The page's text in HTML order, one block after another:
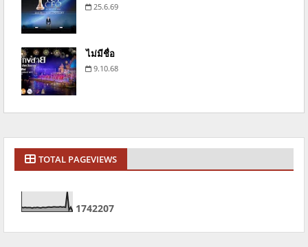
25.6.69
ไม่มีชื่อ
9.10.68
TOTAL PAGEVIEWS
1742207